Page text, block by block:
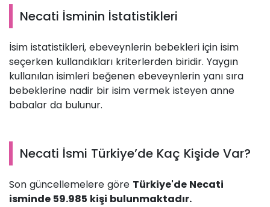
Necati İsminin İstatistikleri
İsim istatistikleri, ebeveynlerin bebekleri için isim
seçerken kullandıkları kriterlerden biridir. Yaygın
kullanılan isimleri beğenen ebeveynlerin yanı sıra
bebeklerine nadir bir isim vermek isteyen anne
babalar da bulunur.
Necati İsmi Türkiye’de Kaç Kişide Var?
Son güncellemelere göre Türkiye'de Necati
isminde 59.985 kişi bulunmaktadır.